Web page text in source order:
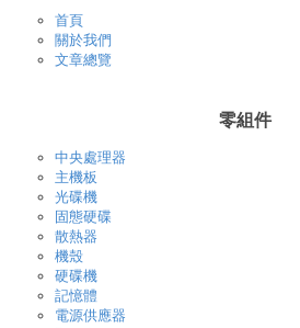
首頁
關於我們
文章總覽
零組件
中央處理器
主機板
光碟機
固態硬碟
散熱器
機殼
硬碟機
記憶體
電源供應器